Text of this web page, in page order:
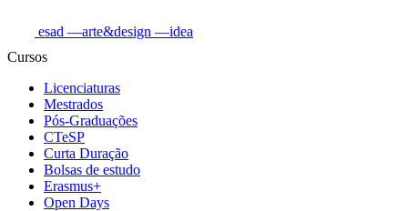
esad —arte&design —idea
Cursos
Licenciaturas
Mestrados
Pós-Graduações
CTeSP
Curta Duração
Bolsas de estudo
Erasmus+
Open Days